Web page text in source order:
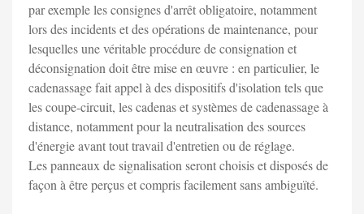
par exemple les consignes d'arrêt obligatoire, notamment
lors des incidents et des opérations de maintenance, pour
lesquelles une véritable procédure de consignation et
déconsignation doit être mise en œuvre : en particulier, le
cadenassage fait appel à des dispositifs d'isolation tels que
les coupe-circuit, les cadenas et systèmes de cadenassage à
distance, notamment pour la neutralisation des sources
d'énergie avant tout travail d'entretien ou de réglage.
Les panneaux de signalisation seront choisis et disposés de
façon à être perçus et compris facilement sans ambiguïté.